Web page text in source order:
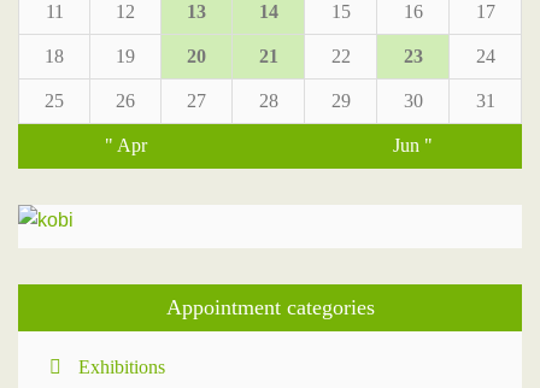
11 12 13 14 15 16 17
18 19 20 21 22 23 24
25 26 27 28 29 30 31
" Apr Jun "
Appointment categories
Exhibitions